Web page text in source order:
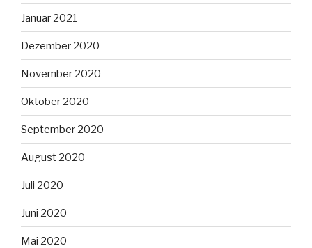
Januar 2021
Dezember 2020
November 2020
Oktober 2020
September 2020
August 2020
Juli 2020
Juni 2020
Mai 2020